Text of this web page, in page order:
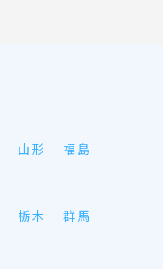
山形 福島
栃木 群馬